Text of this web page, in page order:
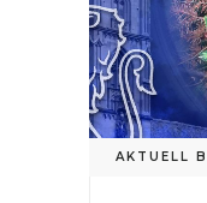
AKTUELL